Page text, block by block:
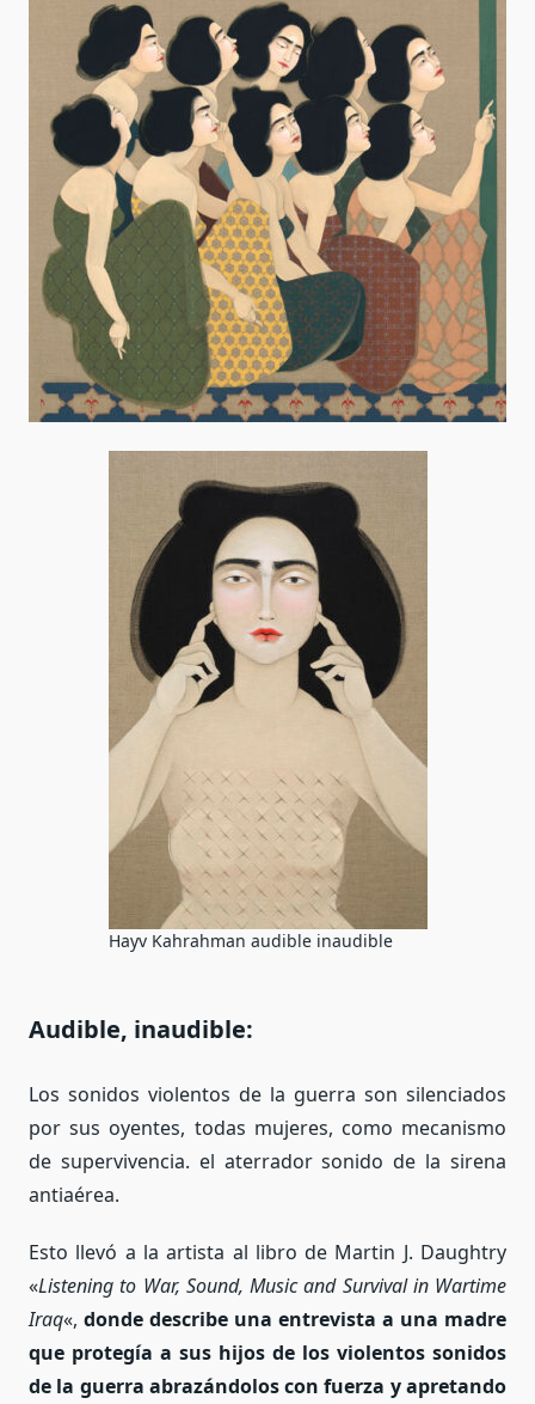
Hayv Kahrahman audible inaudible
Audible, inaudible:
Los sonidos violentos de la guerra son silenciados
por sus oyentes, todas mujeres, como mecanismo
de supervivencia. el aterrador sonido de la sirena
antiaérea.
Esto llevó a la artista al libro de Martin J. Daughtry
«Listening to War, Sound, Music and Survival in Wartime
Iraq«, donde describe una entrevista a una madre
que protegía a sus hijos de los violentos sonidos
de la guerra abrazándolos con fuerza y apretando